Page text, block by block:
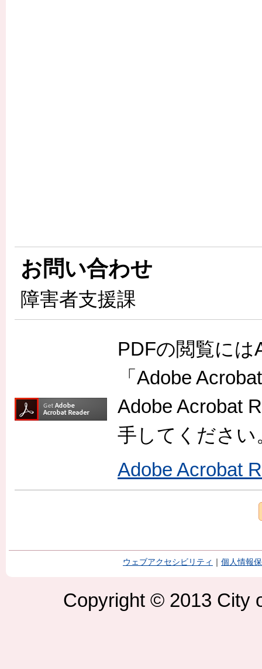
お問い合わせ
障害者支援課
PDFの閲覧に
「Adobe
Adobe Acrobat
手してください
Adobe Acrobat
ウェブアクセシビリティ 個人情報
Copyright © 2013 City